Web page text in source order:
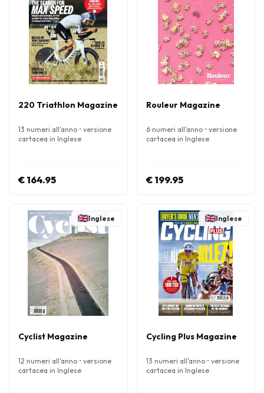
220 Triathlon Magazine
13 numeri all'anno • versione
cartacea in Inglese
€ 164.95
Rouleur Magazine
6 numeri all'anno • versione
cartacea in Inglese
€ 199.95
Inglese
Cyclist Magazine
12 numeri all'anno • versione
cartacea in Inglese
Inglese
Cycling Plus Magazine
13 numeri all'anno • versione
cartacea in Inglese